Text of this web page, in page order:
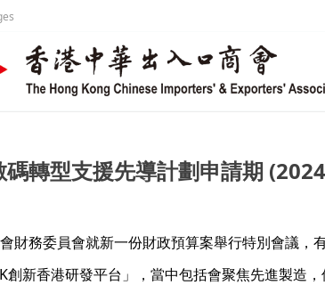
碼轉型支援先導計劃申請期
財務委員會就新一份財政預算案舉行特別會議
創新香港研發平台」，當中包括會聚焦先進製造